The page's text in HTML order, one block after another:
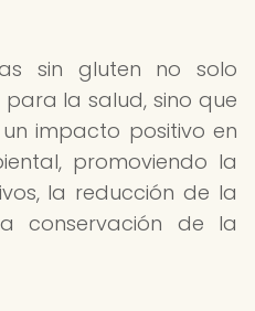
sin gluten no solo
la salud, sino que
impacto positivo en
promoviendo la
la reducción de la
conservación de la